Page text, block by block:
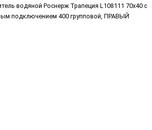
водяной Роснерж Трапеция L108111 70x40 с
подключением 400 групповой, ПРАВЫЙ